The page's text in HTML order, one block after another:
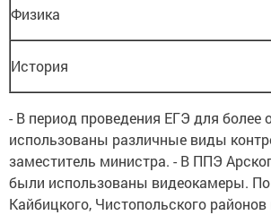
Физика
История
- В период проведения ЕГЭ для более
использованы различные виды
заместитель министра. - В ППЭ
были использованы видеокамеры. По
Кайбицкого, Чистопольского